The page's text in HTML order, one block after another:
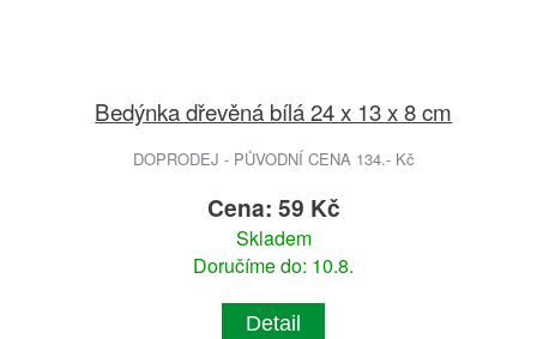
Bedýnka dřevěná bílá 24 x 13 x 8 cm
DOPRODEJ - PŮVODNÍ CENA 134.- Kč
Cena: 59 Kč
Skladem
Doručíme do: 10.8.
Detail